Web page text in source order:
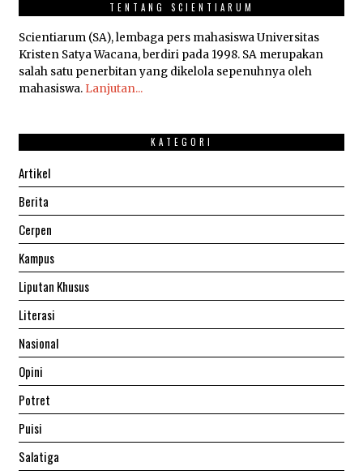
TENTANG SCIENTIARUM
Scientiarum (SA), lembaga pers mahasiswa Universitas
Kristen Satya Wacana, berdiri pada 1998. SA merupakan
salah satu penerbitan yang dikelola sepenuhnya oleh
mahasiswa. Lanjutan...
KATEGORI
Artikel
Berita
Cerpen
Kampus
Liputan Khusus
Literasi
Nasional
Opini
Potret
Puisi
Salatiga